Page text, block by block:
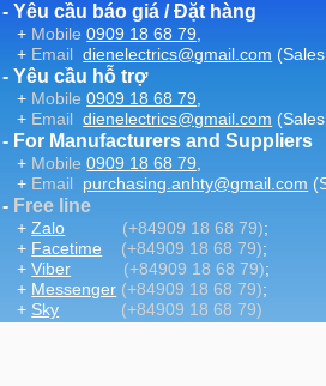
- Yêu cầu báo giá / Đặt hàng
+ Mobile 0909 18 68 79,
+ Email dienelectrics@gmail.com
- Yêu cầu hỗ trợ
+ Mobile 0909 18 68 79,
+ Email dienelectrics@gmail.com
- For Manufacturers and Suppliers
+ Mobile 0909 18 68 79,
+ Email purchasing.anhty@gmail.com
- Free line
+Zalo (+84909 18 68 79);
+ Facetime (+84909 18 68 79);
+Viber (+84909 18 68 79);
+ Messenger (+84909 18 68 79);
+ Sky (+84909 18 68 79)